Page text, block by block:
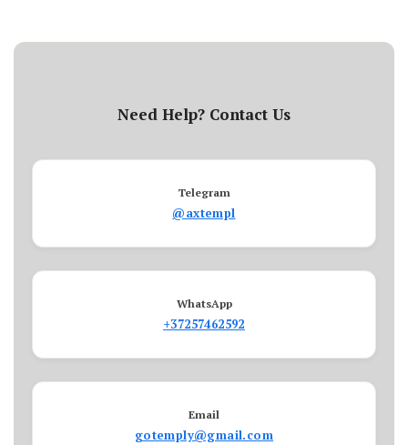
Need Help? Contact Us
Telegram
@axtempl
WhatsApp
+37257462592
Email
gotemply@gmail.com